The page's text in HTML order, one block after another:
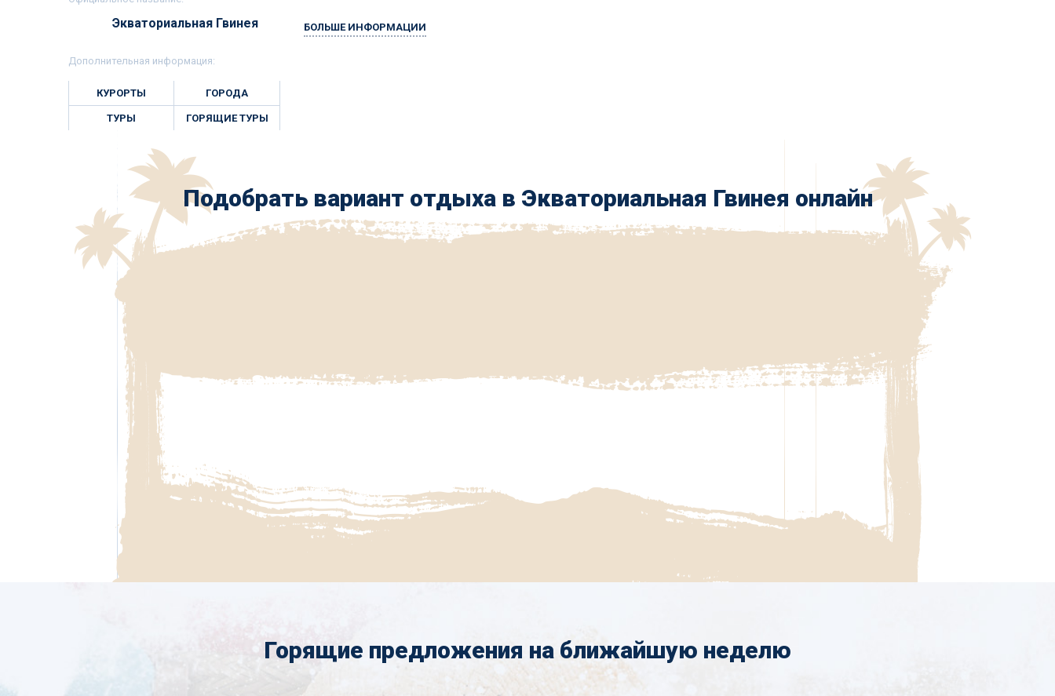
Экваториальная Гвинея
Дополнительная информация:
КУРОРТЫ ГОРОДА
ТУРЫ ГОРЯЩИЕ ТУРЫ
БОЛЬШЕ ИНФОРМАЦИИ
Подобрать вариант отдыха в Экваториальная Гвинея онлайн
Горящие предложения на ближайшую неделю